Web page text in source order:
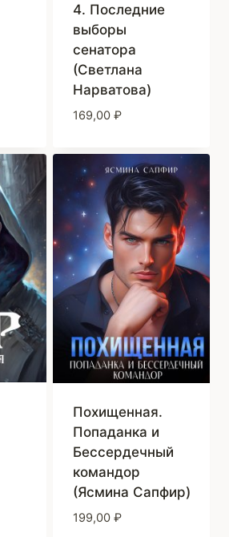
4. Последние
выборы
сенатора
(Светлана
Нарватова)
169,00 ₽
Похищенная.
Попаданка и
Бессердечный
командор
(Ясмина Сапфир)
199,00 ₽